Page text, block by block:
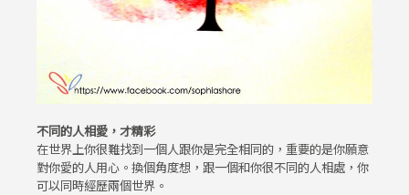
不同的人相愛，才精彩
在世界上你很難找到一個人跟你是完全相同的，重要的是你願意
對你愛的人用心。換個角度想，跟一個和你很不同的人相處，你
可以同時經歷兩個世界。